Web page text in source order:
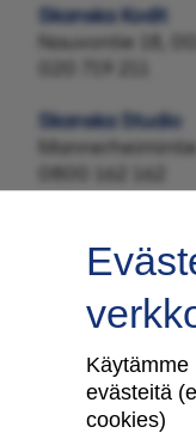
Skanska Kodit
Nauvontie 18,
Skanska Studio
0800 162 162
Tilaa uutiskirje
Käytämme
evästeitä
cookies)